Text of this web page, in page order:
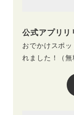
公式アプリリ
おでかけスポ
れました！（無